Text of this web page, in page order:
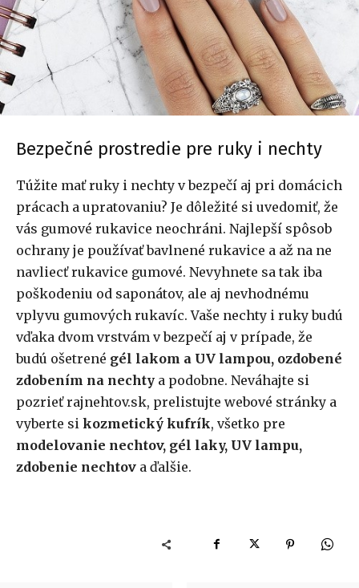
Bezpečné prostredie pre ruky i nechty
Túžite mať ruky i nechty v bezpečí aj pri domácich
prácach a upratovaniu? Je dôležité si uvedomiť, že
vás gumové rukavice neochráni. Najlepší spôsob
ochrany je používať bavlnené rukavice a až na ne
navliecť rukavice gumové. Nevyhnete sa tak iba
poškodeniu od saponátov, ale aj nevhodnému
vplyvu gumových rukavíc. Vaše nechty i ruky budú
vďaka dvom vrstvám v bezpečí aj v prípade, že
budú ošetrené gél lakom a UV lampou, ozdobené
zdobením na nechty a podobne. Neváhajte si
pozrieť rajnehtov.sk, prelistujte webové stránky a
vyberte si kozmetický kufrík, všetko pre
modelovanie nechtov, gél laky, UV lampu,
zdobenie nechtov a ďalšie.